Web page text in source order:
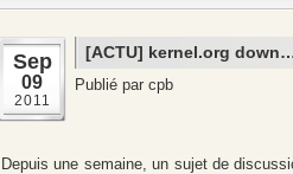
[ACTU] kernel.org
Publié par cpb
Sep
09
2011
Depuis une semaine, un sujet de